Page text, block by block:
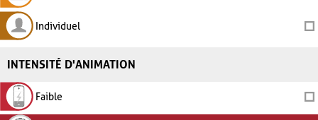
Individuel
INTENSITÉ D'ANIMATION
Faible